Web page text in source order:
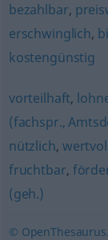
bezahlbar,
erschwinglich,
kostengünstig
vorteilhaft,
(fachspr.,
nützlich,
fruchtbar,
(geh.)
©